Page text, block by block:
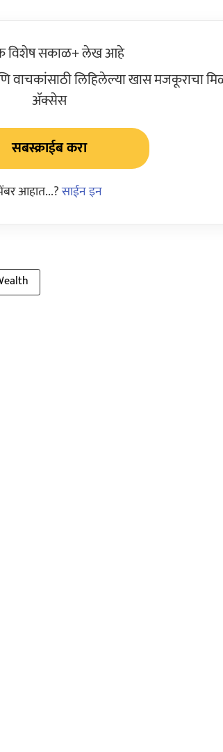
विशेष सकाळ+ लेख आहे
लिहिलेल्या खास मजकूराचा
ॲक्सेस
सबस्क्राईब करा
आहात...?साईन इन